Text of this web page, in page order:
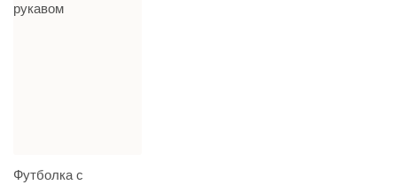
Футболка с